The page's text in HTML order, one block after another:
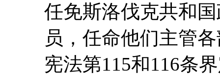
任免斯洛伐克共和
员，任命他们主管
宪法第115和116条